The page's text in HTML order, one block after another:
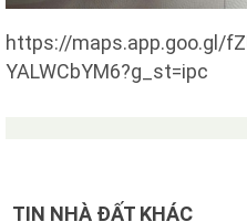
https://maps.app.goo.gl/
YALWCbYM6?g_st=ipc
TIN NHÀ ĐẤT KHÁC